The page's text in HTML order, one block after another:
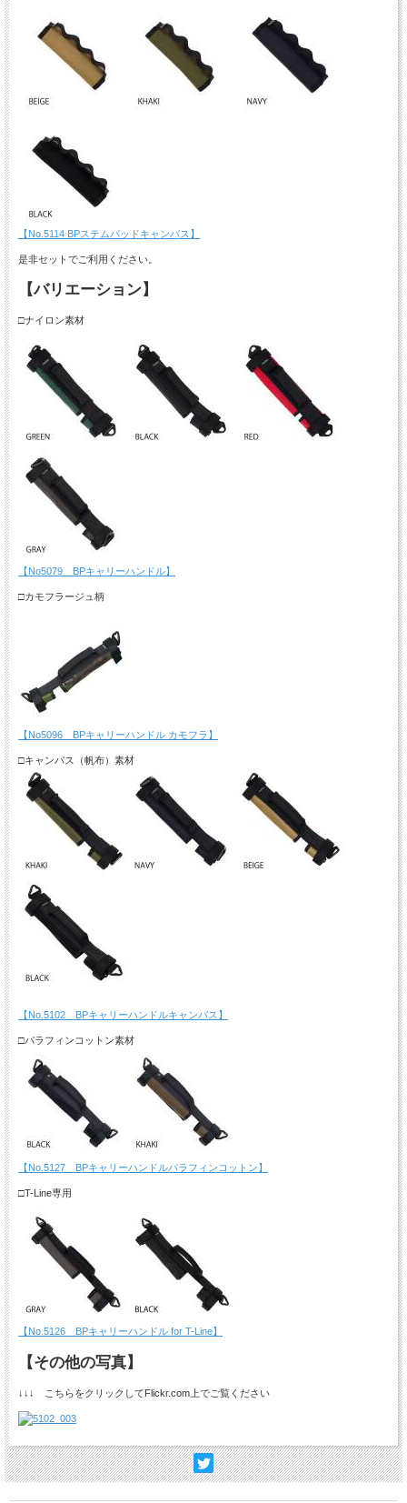
【No.5114 BPステムパッドキャンバス】
是非セットでご利用ください。
【バリエーション】
□ナイロン素材
【No5079 BPキャリーハンドル】
□カモフラージュ柄
【No5096 BPキャリーハンドル カモフラ】
□キャンバス（帆布）素材
【No.5102 BPキャリーハンドルキャンバス】
□パラフィンコットン素材
【No.5127 BPキャリーハンドルパラフィンコットン】
□T-Line専用
【No.5126 BPキャリーハンドル for T-Line】
【その他の写真】
↓↓↓ こちらをクリックしてFlickr.com上でご覧ください